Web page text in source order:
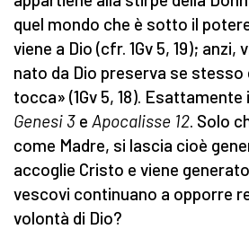
quel mondo che è sotto il
viene a Dio (cfr. 1Gv 5, 19); anzi,
nato da Dio preserva se stesso
tocca» (1Gv 5, 18). Esattamente
Genesi 3 e Apocalisse 12. Solo
come Madre, si lascia cioè
accoglie Cristo e viene
vescovi continuano a opporre
volontà di Dio?